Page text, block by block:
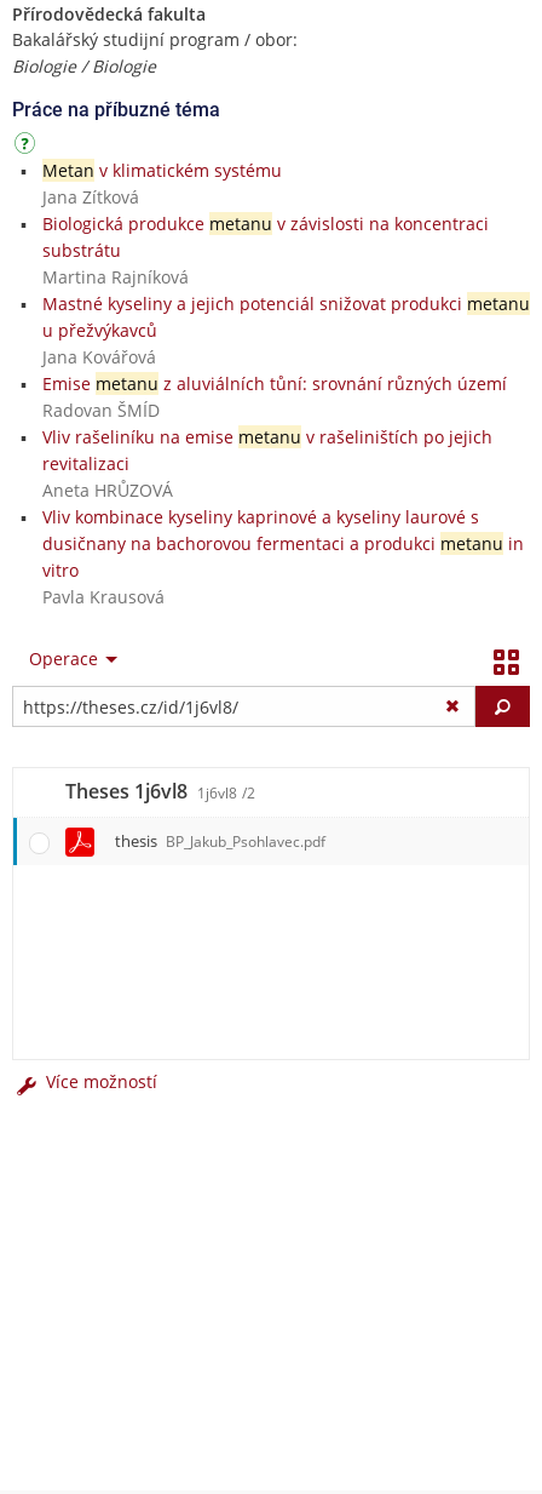
Přírodovědecká fakulta
Bakalářský studijní program / obor:
Biologie / Biologie
Práce na příbuzné téma
Metan v klimatickém systému
Jana Zítková
Biologická produkce metanu v závislosti na koncentraci
substrátu
Martina Rajníková
Mastné kyseliny a jejich potenciál snižovat produkci metanu
u přežvýkavců
Jana Kovářová
Emise metanu z aluviálních tůní: srovnání různých území
Radovan ŠMÍD
Vliv rašeliníku na emise metanu v rašeliništích po jejich
revitalizaci
Aneta HRŮZOVÁ
Vliv kombinace kyseliny kaprinové a kyseliny laurové s
dusičnany na bachorovou fermentaci a produkci metanu in
vitro
Pavla Krausová
Operace
Theses 1j6vl8 1j6vl8 /2
thesis BP_Jakub_Psohlavec.pdf
Více možností